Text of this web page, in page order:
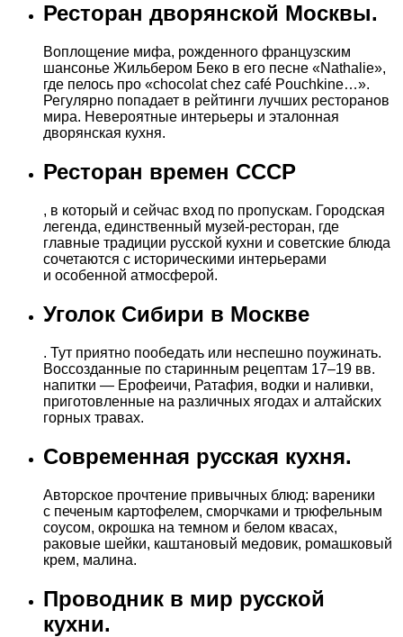
Ресторан дворянской Москвы.
Воплощение мифа, рожденного французским
шансонье Жильбером Беко в его песне «Nathalie»,
где пелось про «chocolat chez café Pouchkine…».
Регулярно попадает в рейтинги лучших ресторанов
мира. Невероятные интерьеры и эталонная
дворянская кухня.
Ресторан времен СССР
, в который и сейчас вход по пропускам. Городская
легенда, единственный музей-ресторан, где
главные традиции русской кухни и советские блюда
сочетаются с историческими интерьерами
и особенной атмосферой.
Уголок Сибири в Москве
. Тут приятно пообедать или неспешно поужинать.
Воссозданные по старинным рецептам 17–19 вв.
напитки — Ерофеичи, Ратафия, водки и наливки,
приготовленные на различных ягодах и алтайских
горных травах.
Современная русская кухня.
Авторское прочтение привычных блюд: вареники
с печеным картофелем, сморчками и трюфельным
соусом, окрошка на темном и белом квасах,
раковые шейки, каштановый медовик, ромашковый
крем, малина.
Проводник в мир русской
кухни.